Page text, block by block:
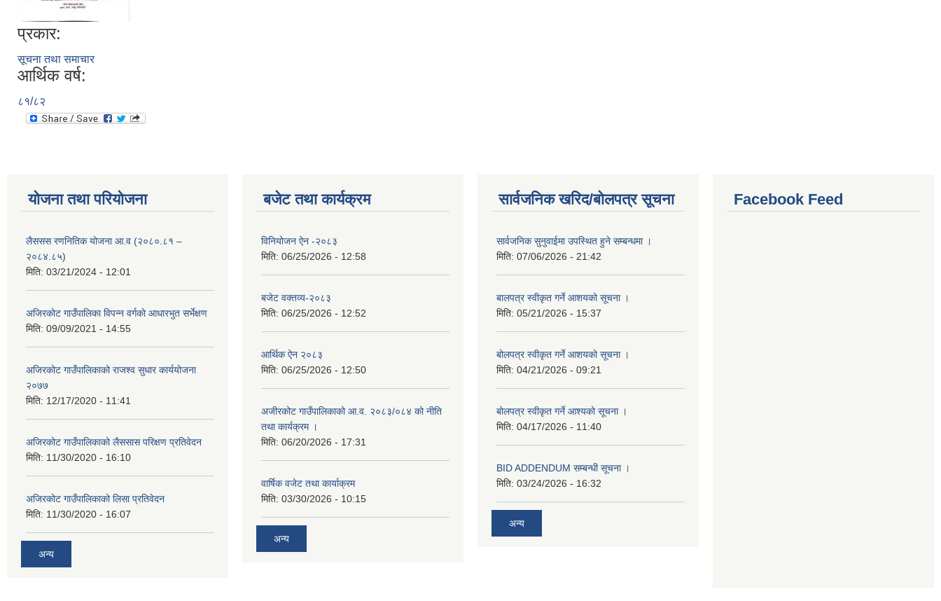
प्रकार:
सूचना तथा समाचार
आर्थिक वर्ष:
८१/८२
योजना तथा परियोजना
लैससस रणनितिक योजना आ.व (२०८०.८१ –
२०८४.८५)
मिति: 03/21/2024 - 12:01
अजिरकाेट गाउँपालिका विपन्न वर्गकाे आधारभुत सर्भेक्षण
मिति: 09/09/2021 - 14:55
अजिरकोट गाउँपालिकाको राजश्व सुधार कार्ययोजना
२०७७
मिति: 12/17/2020 - 11:41
अजिरकोट गाउँपालिकाको लैससास परिक्षण प्रतिवेदन
मिति: 11/30/2020 - 16:10
अजिरकोट गाउँपालिकाको लिसा प्रतिवेदन
मिति: 11/30/2020 - 16:07
अन्य
बजेट तथा कार्यक्रम
विनियोजन ऐन -२०८३
मिति: 06/25/2026 - 12:58
बजेट वक्तव्य-२०८३
मिति: 06/25/2026 - 12:52
आर्थिक ऐन २०८३
मिति: 06/25/2026 - 12:50
अजीरकोट गाउँपालिकाको आ.व. २०८३/०८४ को नीति
तथा कार्यक्रम ।
मिति: 06/20/2026 - 17:31
वार्षिक वजेट तथा कार्याक्रम
मिति: 03/30/2026 - 10:15
अन्य
सार्वजनिक खरिद/बोलपत्र सूचना
सार्वजनिक सुनुवाईमा उपस्थित हुने सम्बन्धमा ।
मिति: 07/06/2026 - 21:42
बालपत्र स्वीकृत गर्ने आशयको सूचना ।
मिति: 05/21/2026 - 15:37
बोलपत्र स्वीकृत गर्ने आशयको सूचना ।
मिति: 04/21/2026 - 09:21
बोलपत्र स्वीकृत गर्ने आश्यको सूचना ।
मिति: 04/17/2026 - 11:40
BID ADDENDUM सम्बन्धी सूचना ।
मिति: 03/24/2026 - 16:32
अन्य
Facebook Feed